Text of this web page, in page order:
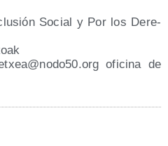
Social y Por los Dere­
ofi­ci­na de